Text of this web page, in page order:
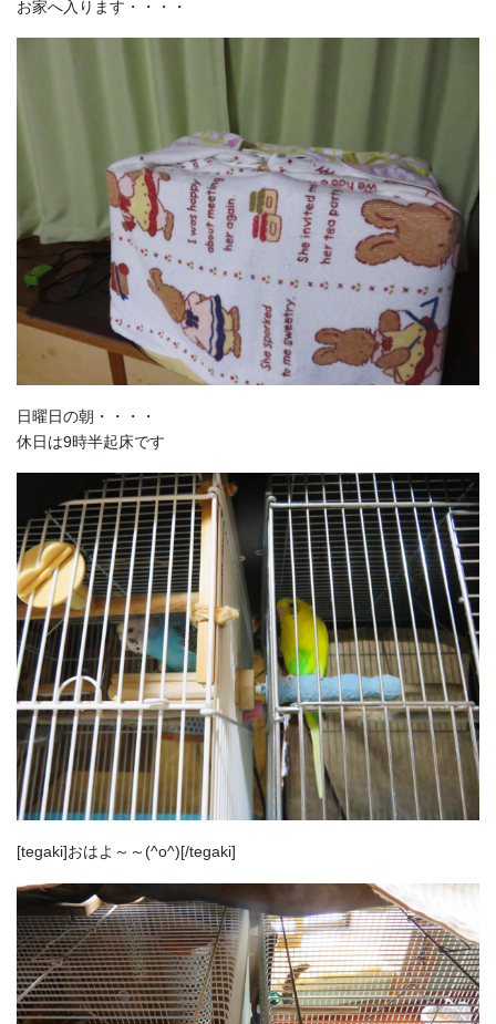
お家へ入ります・・・・
日曜日の朝・・・・
休日は9時半起床です
[tegaki]おはよ～～(^o^)[/tegaki]